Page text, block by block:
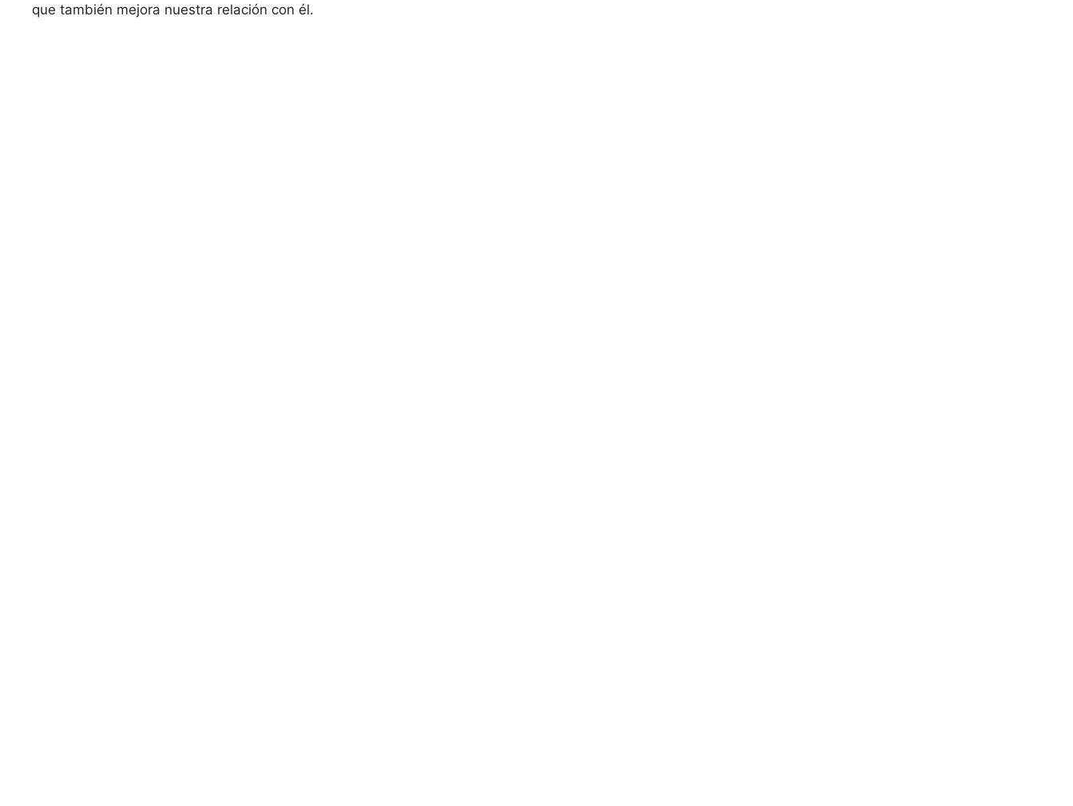
que también mejora nuestra relación con él.